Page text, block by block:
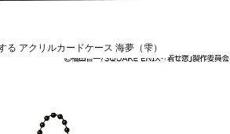
る アクリルカードケース 海夢（雫）